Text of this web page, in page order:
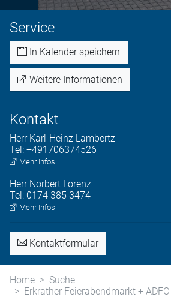
Service
In Kalender speichern
Weitere Informationen
Kontakt
Herr Karl-Heinz Lambertz
Tel: +491706374526
Mehr Infos
Herr Norbert Lorenz
Tel: 0174 385 3474
Mehr Infos
Kontaktformular
Home
Suche
Erkrather Feierabendmarkt +